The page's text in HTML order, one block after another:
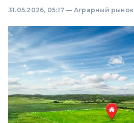
31.05.2026, 05:17 — Аграрный рынок